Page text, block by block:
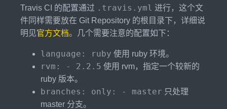
Travis CI 的配置通过 .travis.yml 进行，这个文
件同样需要放在 Git Repository 的根目录下，详细说
明见官方文档。几个需要注意的配置如下：
language: ruby 使用 ruby 环境。
rvm: - 2.2.5 使用 rvm，指定一个较新的
ruby 版本。
branches: only: - master 只处理
master 分支。